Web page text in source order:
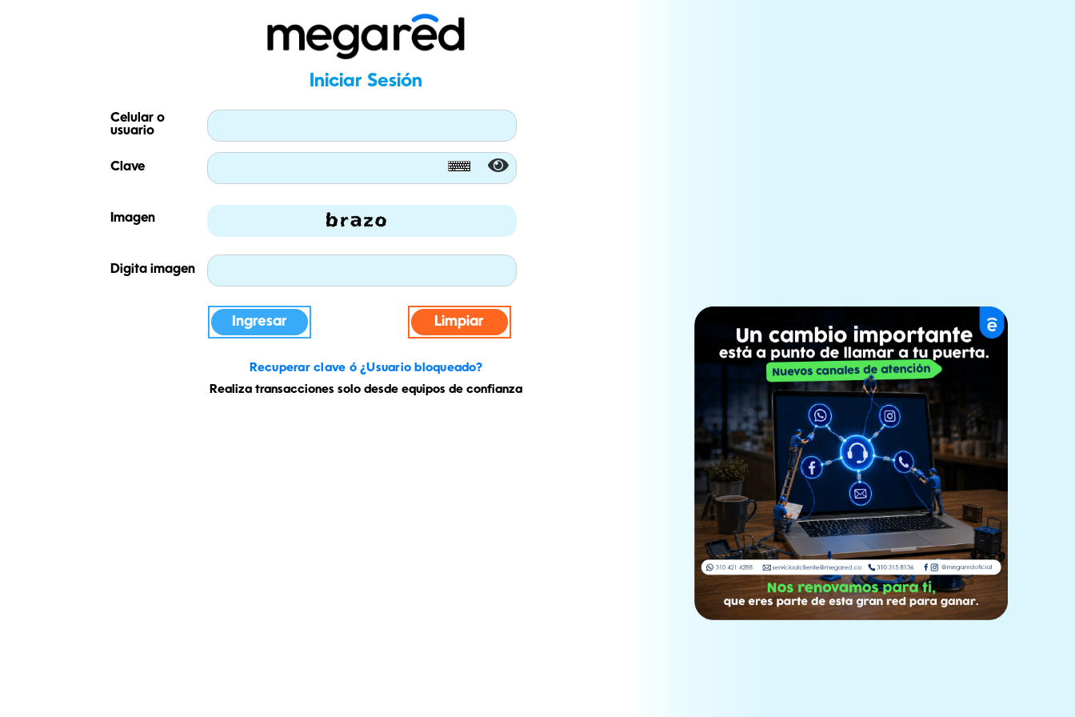
Iniciar Sesión
Celular o
usuario
Clave
Imagen
Digita imagen
Ingresar Limpiar
Recuperar clave ó ¿Usuario bloqueado?
Realiza transacciones solo desde equipos de confianza